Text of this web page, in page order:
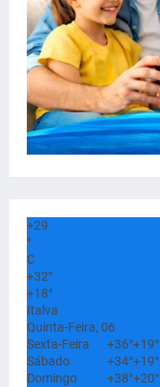
+29
°
C
+32°
+18°
Italva
Quinta-Feira, 06
Sexta-Feira
+36°+19°
Sábado
+34°+19°
Domingo
+38°+20°